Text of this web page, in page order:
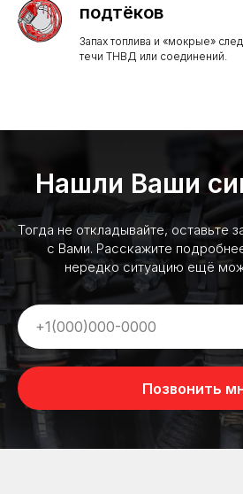
подтёков
Запах топлива и «мокрые»
течи ТНВД или соединений.
Нашли Ваши
Тогда не откладывайте, оставьте
с Вами. Расскажите
нередко ситуацию ещё
Позвонить